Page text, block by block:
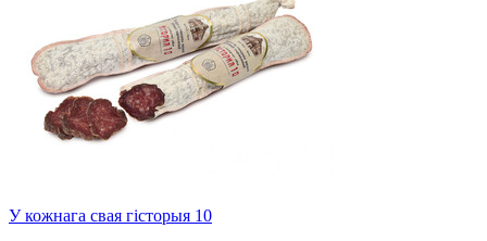
У кожнага свая гісторыя 10